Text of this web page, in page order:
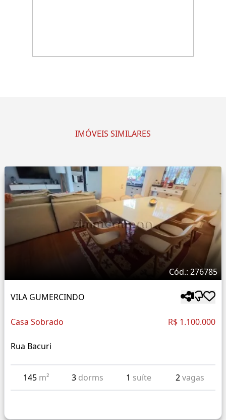
IMÓVEIS SIMILARES
Cód.: 276785
VILA GUMERCINDO
Casa Sobrado R$ 1.100.000
Rua Bacuri
145 m² 3 dorms 1 suíte 2vagas